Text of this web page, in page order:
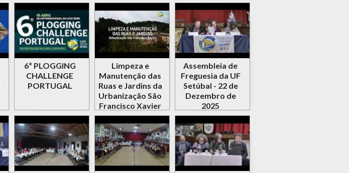
6º PLOGGING
CHALLENGE
PORTUGAL
Limpeza e
Manutenção das
Ruas e Jardins da
Urbanização São
Francisco Xavier
Assembleia de
Freguesia da UF
Setúbal - 22 de
Dezembro de
2025